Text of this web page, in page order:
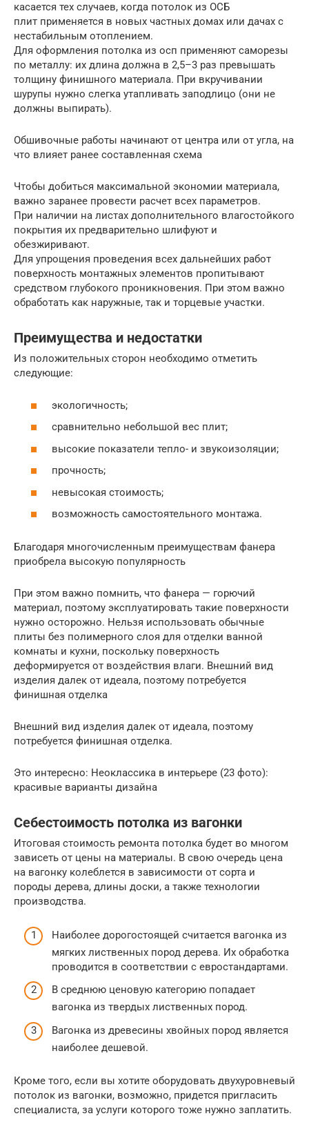
касается тех случаев, когда потолок из ОСБ
плит применяется в новых частных домах или дачах с
нестабильным отоплением.
Для оформления потолка из осп применяют саморезы
по металлу: их длина должна в 2,5–3 раз превышать
толщину финишного материала. При вкручивании
шурупы нужно слегка утапливать заподлицо (они не
должны выпирать).
Обшивочные работы начинают от центра или от угла, на
что влияет ранее составленная схема
Чтобы добиться максимальной экономии материала,
важно заранее провести расчет всех параметров.
При наличии на листах дополнительного влагостойкого
покрытия их предварительно шлифуют и
обезжиривают.
Для упрощения проведения всех дальнейших работ
поверхность монтажных элементов пропитывают
средством глубокого проникновения. При этом важно
обработать как наружные, так и торцевые участки.
Преимущества и недостатки
Из положительных сторон необходимо отметить
следующие:
экологичность;
сравнительно небольшой вес плит;
высокие показатели тепло- и звукоизоляции;
прочность;
невысокая стоимость;
возможность самостоятельного монтажа.
Благодаря многочисленным преимуществам фанера
приобрела высокую популярность
При этом важно помнить, что фанера — горючий
материал, поэтому эксплуатировать такие поверхности
нужно осторожно. Нельзя использовать обычные
плиты без полимерного слоя для отделки ванной
комнаты и кухни, поскольку поверхность
деформируется от воздействия влаги. Внешний вид
изделия далек от идеала, поэтому потребуется
финишная отделка
Внешний вид изделия далек от идеала, поэтому
потребуется финишная отделка.
Это интересно: Неоклассика в интерьере (23 фото):
красивые варианты дизайна
Себестоимость потолка из вагонки
Итоговая стоимость ремонта потолка будет во многом
зависеть от цены на материалы. В свою очередь цена
на вагонку колеблется в зависимости от сорта и
породы дерева, длины доски, а также технологии
производства.
Наиболее дорогостоящей считается вагонка из
мягких лиственных пород дерева. Их обработка
проводится в соответствии с евростандартами.
В среднюю ценовую категорию попадает
вагонка из твердых лиственных пород.
Вагонка из древесины хвойных пород является
наиболее дешевой.
Кроме того, если вы хотите оборудовать двухуровневый
потолок из вагонки, возможно, придется пригласить
специалиста, за услуги которого тоже нужно заплатить.